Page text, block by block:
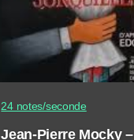
24 notes/seconde
Jean-Pierre Mocky –